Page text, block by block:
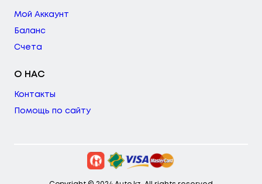
Мой Аккаунт
Баланс
Счета
О НАС
Контакты
Помощь по сайту